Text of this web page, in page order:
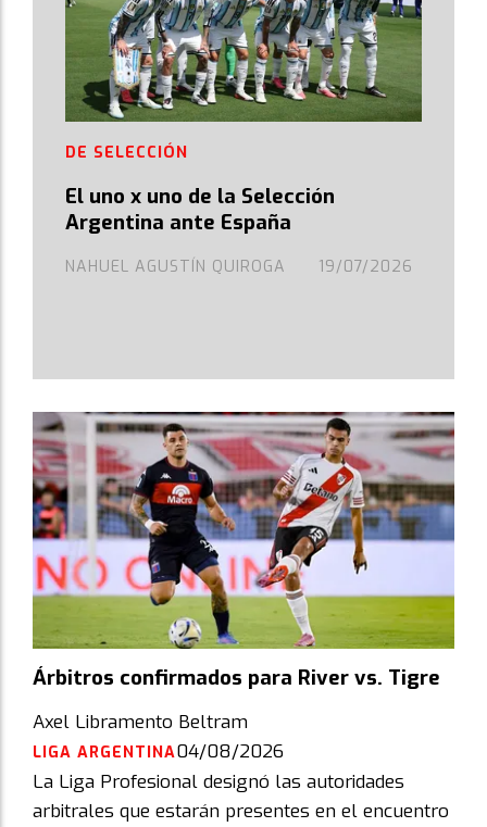
El uno x uno de la Selección
Argentina ante España
NAHUEL AGUSTÍN QUIROGA
DE SELECCIÓN
19/07/2026
Árbitros confirmados para River vs. Tigre
Axel Libramento Beltram
LIGA ARGENTINA04/08/2026
La Liga Profesional designó las autoridades
arbitrales que estarán presentes en el encuentro